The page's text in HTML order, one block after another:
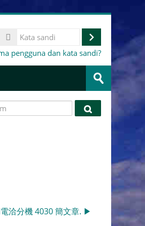
Masuk
pengguna dan kata sandi?
Ajukan
Cari
洽分機 4030 簡文章. ▶︎